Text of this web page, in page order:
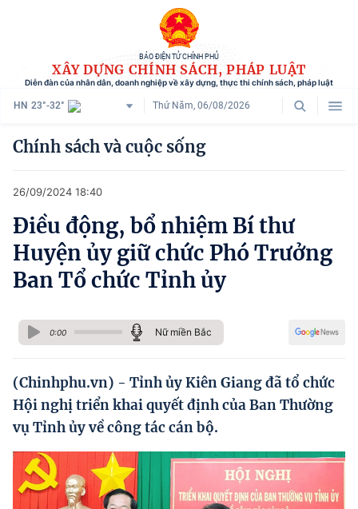
BÁO ĐIỆN TỬ CHÍNH PHỦ
XÂY DỰNG CHÍNH SÁCH, PHÁP LUẬT
Diễn đàn của nhân dân, doanh nghiệp về xây dựng, thực thi chính sách, pháp luật
HN 23°-32° Thứ Năm, 06/08/2026
Danh mục
Tham vấn chính sách
Người dân góp ý
Chính sách và cuộc sống
Phát triển kinh tế tư nhân và doanh nghiệp dân tộc
Ocop và chuỗi giá trị Nông sản
Kinh tế tư nhân
Doanh nghiệp dân tộc
Chính sách và cuộc sống
26/09/2024 18:40
Điều động, bổ nhiệm Bí thư
Huyện ủy giữ chức Phó Trưởng
Ban Tổ chức Tỉnh ủy
0:00 Nữ miền Bắc
(Chinhphu.vn) - Tỉnh ủy Kiên Giang đã tổ chức
Hội nghị triển khai quyết định của Ban Thường
vụ Tỉnh ủy về công tác cán bộ.